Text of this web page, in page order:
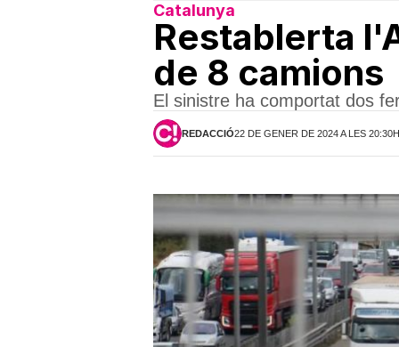
Catalunya
Restablerta
de 8 camions
El sinistre ha comportat dos
REDACCIÓ22 DE GENER DE 2024 A LES 20:30H